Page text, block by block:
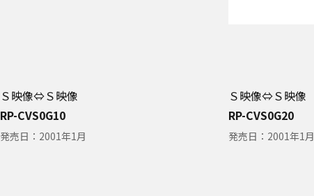
Ｓ映像⇔Ｓ映像
RP-CVS0G10
発売日： 2001年1月
Ｓ映像⇔Ｓ映像
RP-CVS0G20
発売日： 2001年1月